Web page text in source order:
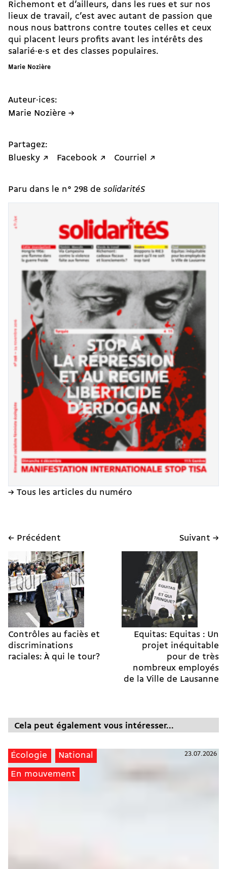
Richemont et d’ailleurs, dans les rues et sur nos
lieux de travail, c’est avec autant de passion que
nous nous battrons contre toutes celles et ceux
qui placent leurs profits avant les intérêts des
salarié·e·s et des classes populaires.
Marie Nozière
Auteur·ices:
Marie Nozière →
Partagez:
Bluesky ↗
Facebook ↗ Courriel ↗
Paru dans le n° 298 de solidaritéS
→ Tous les articles du numéro
← Précédent
Contrôles au faciès et
discriminations
raciales: À qui le tour?
Suivant →
Equitas: Equitas : Un
projet inéquitable
pour de très
nombreux employés
de la Ville de Lausanne
Cela peut également vous intéresser...
Écologie National
En mouvement
23.07.2026